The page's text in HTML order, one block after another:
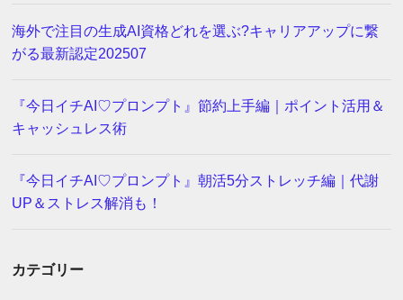
海外で注目の生成AI資格どれを選ぶ?キャリアアップに繋
がる最新認定202507
『今日イチAI♡プロンプト』節約上手編｜ポイント活用＆
キャッシュレス術
『今日イチAI♡プロンプト』朝活5分ストレッチ編｜代謝
UP＆ストレス解消も！
カテゴリー